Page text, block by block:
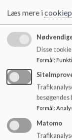
Sådan vælges
Trivselsrådet
gangen i et
Sådan vælges
Trivselsrådet
følgende princip,
Læs mere i
Disse
Formål:
besøgendes
Formål :
Matomo